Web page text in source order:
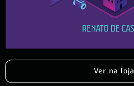
Ver na loja